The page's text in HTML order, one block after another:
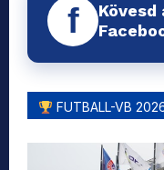
f
FUTBALL-VB